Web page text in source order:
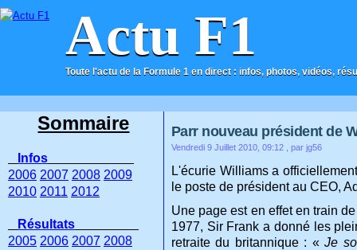
Actu F1
Toute l'actu de la Formule 1 en direct : infos, photos, vidéos,
ACCUEIL CONTACT
Parr nouveau président de
Vendredi 9 Juillet 2010, 09:12 , par jg56
L'écurie Williams a
le poste de président au CEO,
Une page est en effet en train
1977, Sir Frank a donné les
retraite du britannique : «Je
Sommaire
Infos
2006 2007 2008 2009
2010 2011 2012
Résultats
2005 2006 2007 2008